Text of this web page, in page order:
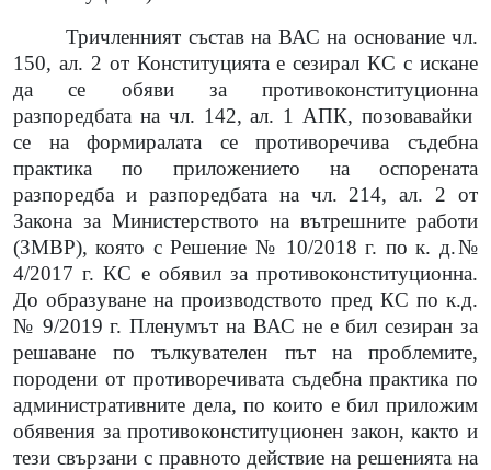
Тричленният състав на ВАС на основание чл.
150, ал. 2 от Конституцията е сезирал КС с искане
да се обяви за противоконституционна
разпоредбата на чл. 142, ал. 1 АПК, позовавайки
се на формиралата се противоречива съдебна
практика по приложението на оспорената
разпоредба и разпоредбата на чл. 214, ал. 2 от
Закона за Министерството на вътрешните работи
(ЗМВР), която с Решение № 10/2018 г. по к. д.№
4/2017 г. КС е обявил за противоконституционна.
До образуване на производството пред КС по к.д.
№ 9/2019 г. Пленумът на ВАС не е бил сезиран за
решаване по тълкувателен път на проблемите,
породени от противоречивата съдебна практика по
административните дела, по които е бил приложим
обявения за противоконституционен закон, както и
тези свързани с правното действие на решенията на